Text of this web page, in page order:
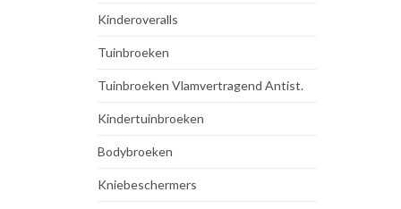
Kinderoveralls
Tuinbroeken
Tuinbroeken Vlamvertragend Antist.
Kindertuinbroeken
Bodybroeken
Kniebeschermers